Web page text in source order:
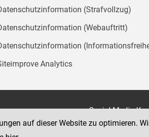
(Strafvollzug)
(Webauftritt)
Analytics
7
Social Media
der Justiz und
auf dieser Website zu optimieren.